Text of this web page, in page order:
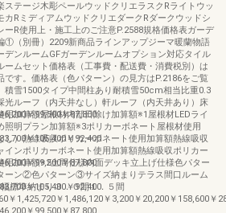
￥99,500￥87,800
￥105,400￥92,400
￥99,500￥87,800
￥105,400￥92,400
￥99,500￥87,800
ステージ木彫ペールウッドクリエラスクRライトウッ
カRミディアムウッドクリエダークRダークウッドシ
ーR使用上・施工上のご注意P.2588規格価格表ガーデ
①（別冊）2209新商品ラインアップジーマ暖蘭物語
デンルームGFガーデンルームオプション対応タイル
ームセット価格表（工事費・配送費・消費税別）は
です。価格表（色パターン）の見方はP.2186をご覧
積雪1500タイプ中間柱あり耐積雪50cm相当比重0.3
光ルーフ（内天井なし）軒ルーフ（内天井あり）床
用加算額屋根材内部日除け加算額※1屋根材LEDライ
照明プラン加算額※3ポリカーボネート屋根材使用
し）熱線吸収ポリカーボネート使用加算額熱線吸収
インポリカーボネート使用加算額熱線吸収ポリカー
用加算額※2土間仕様内面デッキ立上げ仕様色パター
ーン②色パターン③サイズ納まりテラス間口ルーム
標準納まり３．０間１．５間
￥1,425,720￥1,486,120￥3,200￥20,200￥158,600￥